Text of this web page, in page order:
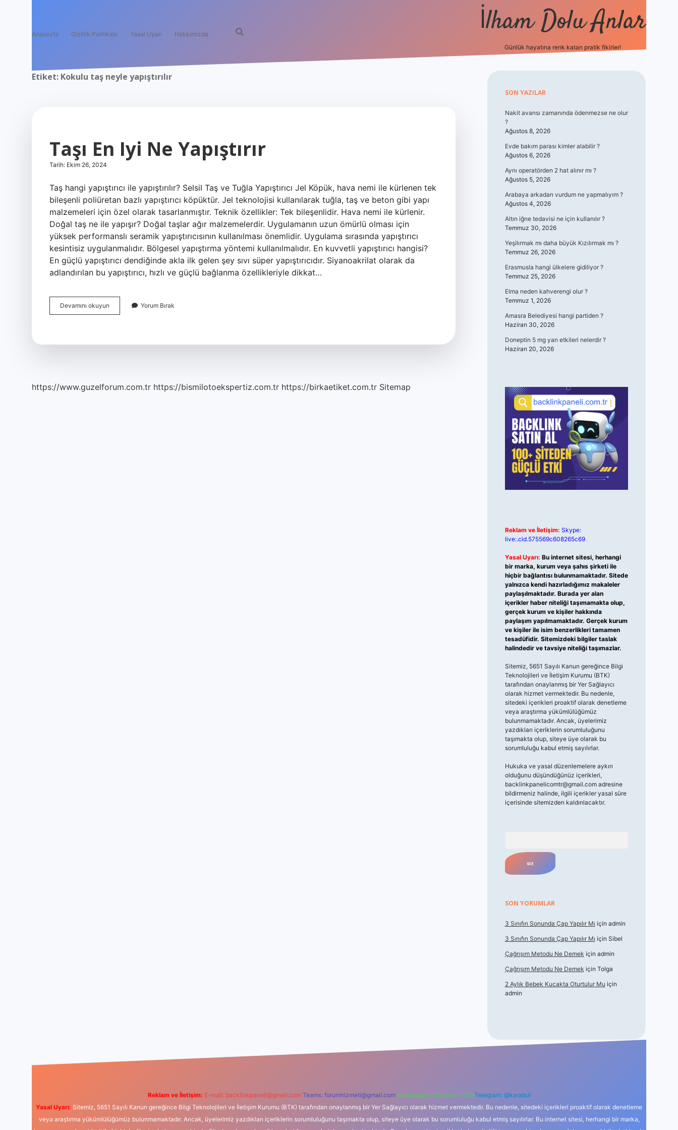
Anasayfa Gizlilik Politikası Yasal Uyarı Hakkımızda İlham Dolu Anlar
Günlük hayatına renk katan pratik fikirler!
Etiket: Kokulu taş neyle yapıştırılır
Taşı En Iyi Ne Yapıştırır
Tarih: Ekim 26, 2024
Taş hangi yapıştırıcı ile yapıştırılır? Selsil Taş ve Tuğla Yapıştırıcı Jel Köpük, hava nemi ile kürlenen tek
bileşenli poliüretan bazlı yapıştırıcı köpüktür. Jel teknolojisi kullanılarak tuğla, taş ve beton gibi yapı
malzemeleri için özel olarak tasarlanmıştır. Teknik özellikler: Tek bileşenlidir. Hava nemi ile kürlenir.
Doğal taş ne ile yapışır? Doğal taşlar ağır malzemelerdir. Uygulamanın uzun ömürlü olması için
yüksek performanslı seramik yapıştırıcısının kullanılması önemlidir. Uygulama sırasında yapıştırıcı
kesintisiz uygulanmalıdır. Bölgesel yapıştırma yöntemi kullanılmalıdır. En kuvvetli yapıştırıcı hangisi?
En güçlü yapıştırıcı dendiğinde akla ilk gelen şey sıvı süper yapıştırıcıdır. Siyanoakrilat olarak da
adlandırılan bu yapıştırıcı, hızlı ve güçlü bağlanma özellikleriyle dikkat…
Devamını okuyun
En
Yorum Bırak
https://www.guzelforum.com.tr https://bismilotoekspertiz.com.tr https://birkaetiket.com.tr Sitemap
Sidebar
SON YAZILAR
Nakit avansı zamanında ödenmezse ne olur
?
Ağustos 8, 2026
Evde bakım parası kimler alabilir ?
Ağustos 6, 2026
Aynı operatörden 2 hat alınır mı ?
Ağustos 5, 2026
Arabaya arkadan vurdum ne yapmalıyım ?
Ağustos 4, 2026
Altın iğne tedavisi ne için kullanılır ?
Temmuz 30, 2026
Yeşilırmak mı daha büyük Kızılırmak mı ?
Temmuz 26, 2026
Erasmusla hangi ülkelere gidiliyor ?
Temmuz 25, 2026
Elma neden kahverengi olur ?
Temmuz 1, 2026
Amasra Belediyesi hangi partiden ?
Haziran 30, 2026
Doneptin 5 mg yan etkileri nelerdir ?
Haziran 20, 2026
Reklam ve İletişim: Skype:
live:.cid.575569c608265c69
Yasal Uyarı: Bu internet sitesi, herhangi
bir marka, kurum veya şahıs şirketi ile
hiçbir bağlantısı bulunmamaktadır. Sitede
yalnızca kendi hazırladığımız makaleler
paylaşılmaktadır. Burada yer alan
içerikler haber niteliği taşımamakta olup,
gerçek kurum ve kişiler hakkında
paylaşım yapılmamaktadır. Gerçek kurum
ve kişiler ile isim benzerlikleri tamamen
tesadüfidir. Sitemizdeki bilgiler taslak
halindedir ve tavsiye niteliği taşımazlar.
Sitemiz, 5651 Sayılı Kanun gereğince Bilgi
Teknolojileri ve İletişim Kurumu (BTK)
tarafından onaylanmış bir Yer Sağlayıcı
olarak hizmet vermektedir. Bu nedenle,
sitedeki içerikleri proaktif olarak denetleme
veya araştırma yükümlülüğümüz
bulunmamaktadır. Ancak, üyelerimiz
yazdıkları içeriklerin sorumluluğunu
taşımakta olup, siteye üye olarak bu
sorumluluğu kabul etmiş sayılırlar.
Hukuka ve yasal düzenlemelere aykırı
olduğunu düşündüğünüz içerikleri,
backlinkpanelicomtr@gmail.comadresine
bildirmeniz halinde, ilgili içerikler yasal süre
içerisinde sitemizden kaldırılacaktır.
SON YORUMLAR
3 Sınıfın Sonunda Çap Yapılır Mı için admin
3 Sınıfın Sonunda Çap Yapılır Mı için Sibel
Çağrışım Metodu Ne Demek için admin
Çağrışım Metodu Ne Demek için Tolga
2 Aylık Bebek Kucakta Oturtulur Mu için
admin
Reklam ve İletişim: E-mail: backlinkpaneli@gmail.com Teams: forumhizmeti@gmail.com Whatsapp: 0262 606 0 726 Telegram: @karabul
Yasal Uyarı: Sitemiz, 5651 Sayılı Kanun gereğince Bilgi Teknolojileri ve İletişim Kurumu (BTK) tarafından onaylanmış bir Yer Sağlayıcı olarak hizmet vermektedir. Bu nedenle, sitedeki içerikleri proaktif olarak denetleme
veya araştırma yükümlülüğümüz bulunmamaktadır. Ancak, üyelerimiz yazdıkları içeriklerin sorumluluğunu taşımakta olup, siteye üye olarak bu sorumluluğu kabul etmiş sayılırlar. Bu internet sitesi, herhangi bir marka,